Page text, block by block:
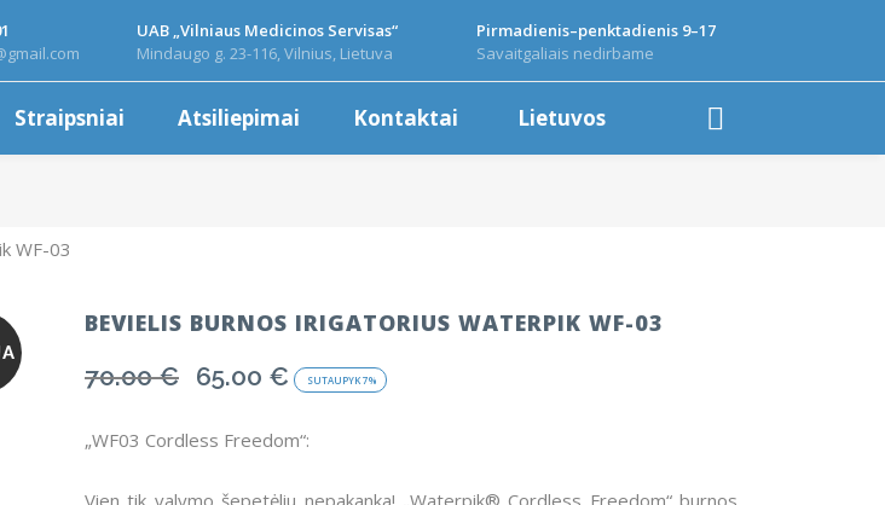
UAB „Vilniaus Medicinos Servisas“
Mindaugo g. 23-116, Vilnius, Lietuva
Pirmadienis–penktadienis 9–17
Savaitgaliais nedirbame
Straipsniai Atsiliepimai Kontaktai Lietuvos
WF-03
BEVIELIS BURNOS IRIGATORIUS WATERPIK WF-03
70.00€
Original
was:
65.00 € Current
is:
SUTAUPYK7%
„WF03 Cordless Freedom“: